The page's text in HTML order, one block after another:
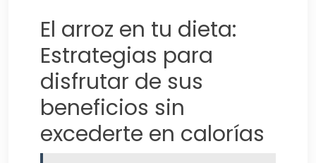
El arroz en tu dieta:
Estrategias para
disfrutar de sus
beneficios sin
excederte en calorías